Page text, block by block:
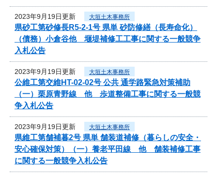
2023年9月19日更新 大垣土木事務所
県砂工第砂修長R5-2-1号 県単 砂防修繕（長寿命化）
（債務）小倉谷他 堰堤補修工工事に関する一般競争
入札公告
2023年9月19日更新 大垣土木事務所
公維工第交維HT-02-02号 公共 通学路緊急対策補助
（一）栗原青野線 他 歩道整備工事に関する一般競
争入札公告
2023年9月19日更新 大垣土木事務所
県維工第舗補暮2号 県単 舗装道補修（暮らしの安全・
安心確保対策）（一）養老平田線 他 舗装補修工事
に関する一般競争入札公告